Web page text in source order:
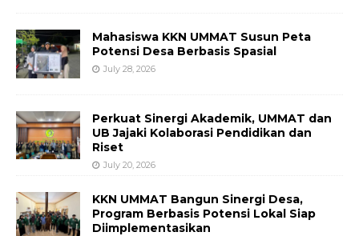
Mahasiswa KKN UMMAT Susun Peta
Potensi Desa Berbasis Spasial
July 28, 2026
Perkuat Sinergi Akademik, UMMAT dan
UB Jajaki Kolaborasi Pendidikan dan
Riset
July 20, 2026
KKN UMMAT Bangun Sinergi Desa,
Program Berbasis Potensi Lokal Siap
Diimplementasikan